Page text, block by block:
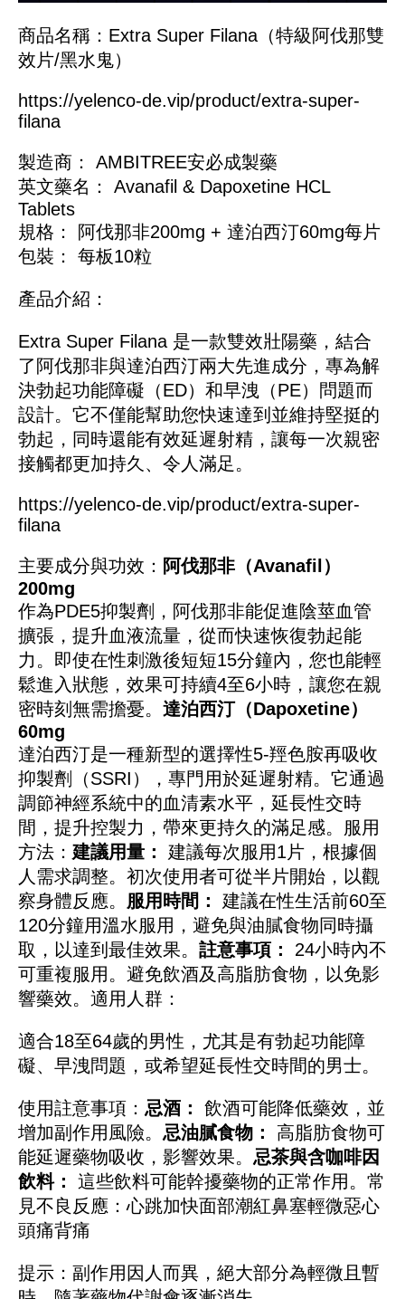
商品名稱：Extra Super Filana（特級阿伐那雙
效片/黑水鬼）
https://yelenco-de.vip/product/extra-super-
filana
製造商： AMBITREE安必成製藥
英文藥名： Avanafil & Dapoxetine HCL
Tablets
規格： 阿伐那非200mg + 達泊西汀60mg每片
包裝： 每板10粒
產品介紹：
Extra Super Filana 是一款雙效壯陽藥，結合
了阿伐那非與達泊西汀兩大先進成分，專為解
決勃起功能障礙（ED）和早洩（PE）問題而
設計。它不僅能幫助您快速達到並維持堅挺的
勃起，同時還能有效延遲射精，讓每一次親密
接觸都更加持久、令人滿足。
https://yelenco-de.vip/product/extra-super-
filana
主要成分與功效： 阿伐那非（Avanafil）
200mg
作為PDE5抑製劑，阿伐那非能促進陰莖血管
擴張，提升血液流量，從而快速恢復勃起能
力。即使在性刺激後短短15分鐘內，您也能輕
鬆進入狀態，效果可持續4至6小時，讓您在親
密時刻無需擔憂。 達泊西汀（Dapoxetine）
60mg
達泊西汀是一種新型的選擇性5-羥色胺再吸收
抑製劑（SSRI），專門用於延遲射精。它通過
調節神經系統中的血清素水平，延長性交時
間，提升控製力，帶來更持久的滿足感。 服用
方法： 建議用量：
建議每次服用1片，根據個
人需求調整。初次使用者可從半片開始，以觀
察身體反應。 服用時間：
建議在性生活前60至
120分鐘用溫水服用，避免與油膩食物同時攝
取，以達到最佳效果。 註意事項：
24小時內不
可重複服用。避免飲酒及高脂肪食物，以免影
響藥效。 適用人群：
適合18至64歲的男性，尤其是有勃起功能障
礙、早洩問題，或希望延長性交時間的男士。
使用註意事項： 忌酒：
飲酒可能降低藥效，並
增加副作用風險。 忌油膩食物：
高脂肪食物可
能延遲藥物吸收，影響效果。 忌茶與含咖啡因
飲料：
這些飲料可能幹擾藥物的正常作用。 常
見不良反應：心跳加快面部潮紅鼻塞輕微惡心
頭痛背痛
提示：副作用因人而異，絕大部分為輕微且暫